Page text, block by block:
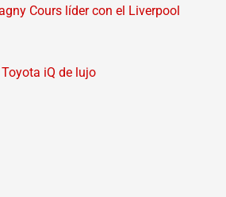
Cours líder con el Liverpool
iQ de lujo